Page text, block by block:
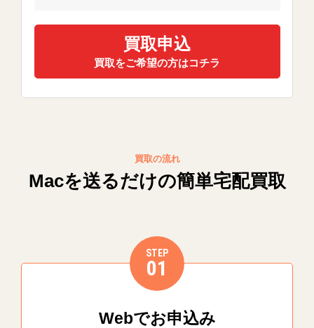
買取申込
買取をご希望の方はコチラ
買取の流れ
Macを送るだけの簡単宅配買取
STEP
01
Webでお申込み